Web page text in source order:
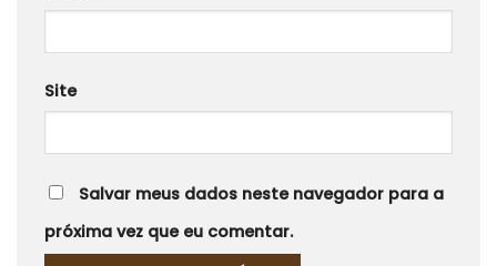
Site
Salvar meus dados neste navegador para a
próxima vez que eu comentar.